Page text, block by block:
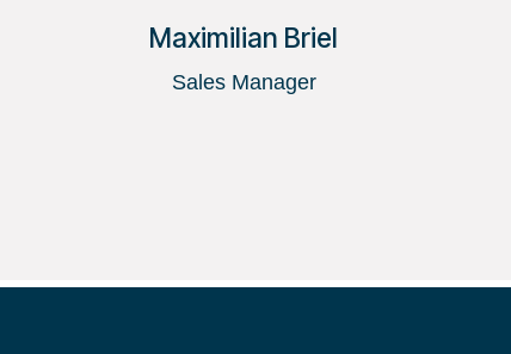
Maximilian Briel
Sales Manager